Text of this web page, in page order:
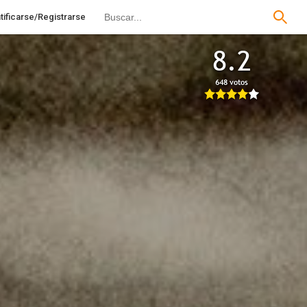
Registrarse
8.2
648 votos